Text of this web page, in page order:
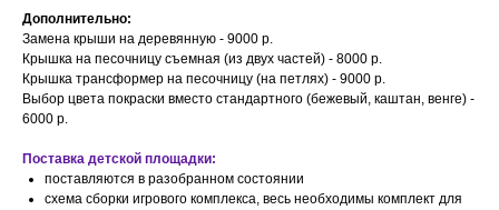
Дополнительно:
Замена крыши на деревянную - 9000 р.
Крышка на песочницу съемная (из двух частей) - 8000 р.
Крышка трансформер на песочницу (на петлях) - 9000 р.
Выбор цвета покраски вместо стандартного (бежевый, каштан, венге) -
6000 р.
Поставка детской площадки:
поставляются в разобранном состоянии
схема сборки игрового комплекса, весь необходимы комплект для